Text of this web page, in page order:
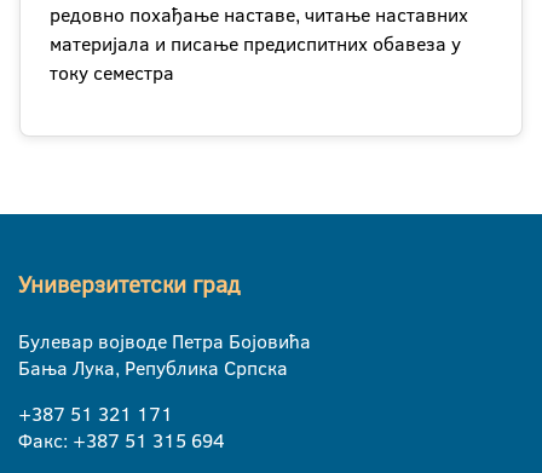
редовно похађање наставе, читање наставних
материјала и писање предиспитних обавеза у
току семестра
Универзитетски град
Булевар војводе Петра Бојовића
Бања Лука, Република Српска
+387 51 321 171
Факс: +387 51 315 694